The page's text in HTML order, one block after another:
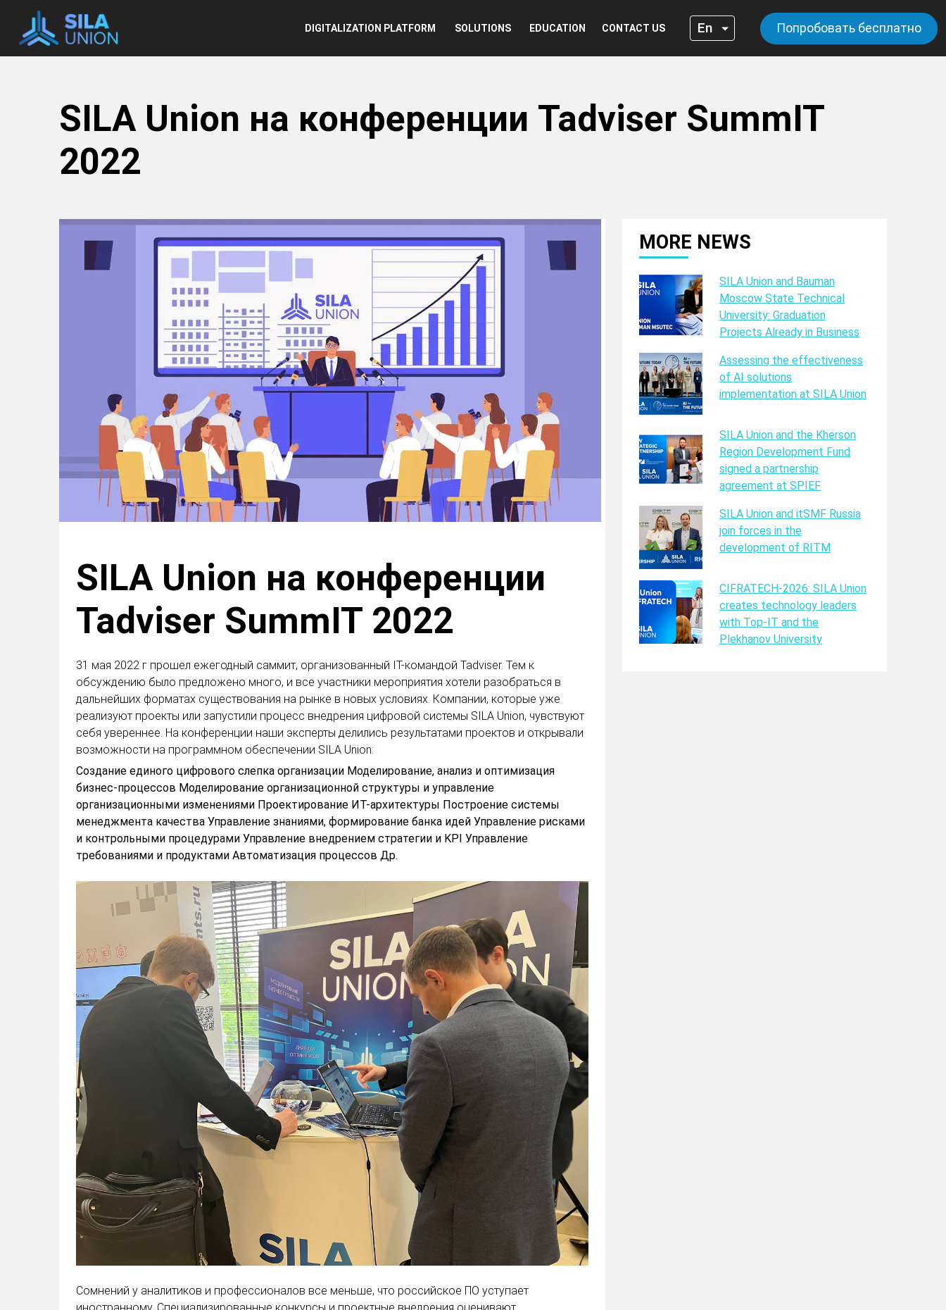
en
DIGITALIZATION PLATFORM SOLUTIONS EDUCATION CONTACT US Попробовать бесплатно
SILA Union на конференции Tadviser SummIT
2022
SILA Union на конференции
Tadviser SummIT 2022
31 мая 2022 г прошел ежегодный саммит, организованный IT-командой Tadviser. Тем к
обсуждению было предложено много, и все участники мероприятия хотели разобраться в
дальнейших форматах существования на рынке в новых условиях. Компании, которые уже
реализуют проекты или запустили процесс внедрения цифровой системы SILA Union, чувствуют
себя увереннее. На конференции наши эксперты делились результатами проектов и открывали
возможности на программном обеспечении SILA Union:
Создание единого цифрового слепка организации Моделирование, анализ и оптимизация
бизнес-процессов Моделирование организационной структуры и управление
организационными изменениями Проектирование ИТ-архитектуры Построение системы
менеджмента качества Управление знаниями, формирование банка идей Управление рисками
и контрольными процедурами Управление внедрением стратегии и KPI Управление
требованиями и продуктами Автоматизация процессов Др.
Сомнений у аналитиков и профессионалов все меньше, что российское ПО уступает
MORE NEWS
SILA Union and Bauman
Moscow State Technical
University: Graduation
Projects Already in Business
Assessing the effectiveness
of AI solutions
implementation at SILA Union
SILA Union and the Kherson
Region Development Fund
signed a partnership
agreement at SPIEF
SILA Union and itSMF Russia
join forces in the
development of RITM
CIFRATECH-2026: SILA Union
creates technology leaders
with Top-IT and the
Plekhanov University